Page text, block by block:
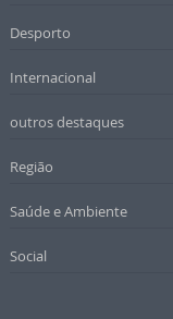
Desporto
Internacional
outros destaques
Região
Saúde e Ambiente
Social